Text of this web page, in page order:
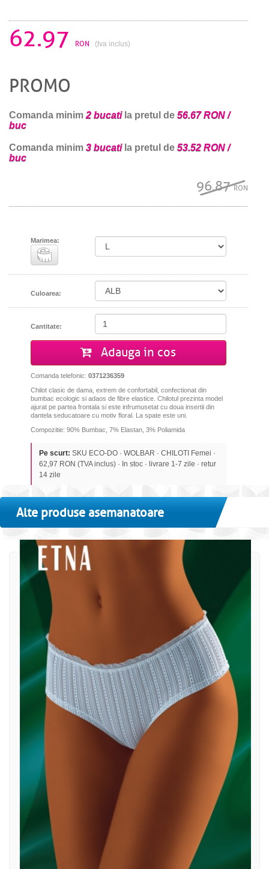
62.97 RON (tva inclus)
PROMO
Comanda minim 2 bucatila pretul de 56.67 RON /
buc
Comanda minim 3 bucatila pretul de 53.52 RON /
buc
96.87RON
Marimea:
Culoarea:
Cantitate:
Adauga in cos
Comanda telefonic: 0371236359
Chilot clasic de dama, extrem de confortabil, confectionat din
bumbac ecologic si adaos de fibre elastice. Chilotul prezinta model
ajurat pe partea frontala si este infrumusetat cu doua insertii din
dantela seducatoare cu motiv floral. La spate este uni.
Compozitie: 90% Bumbac, 7% Elastan, 3% Poliamida
Pe scurt: SKU ECO-DO · WOLBAR · CHILOTI Femei ·
62,97 RON (TVA inclus) · In stoc · livrare 1-7 zile · retur
14 zile
Alte produse asemanatoare